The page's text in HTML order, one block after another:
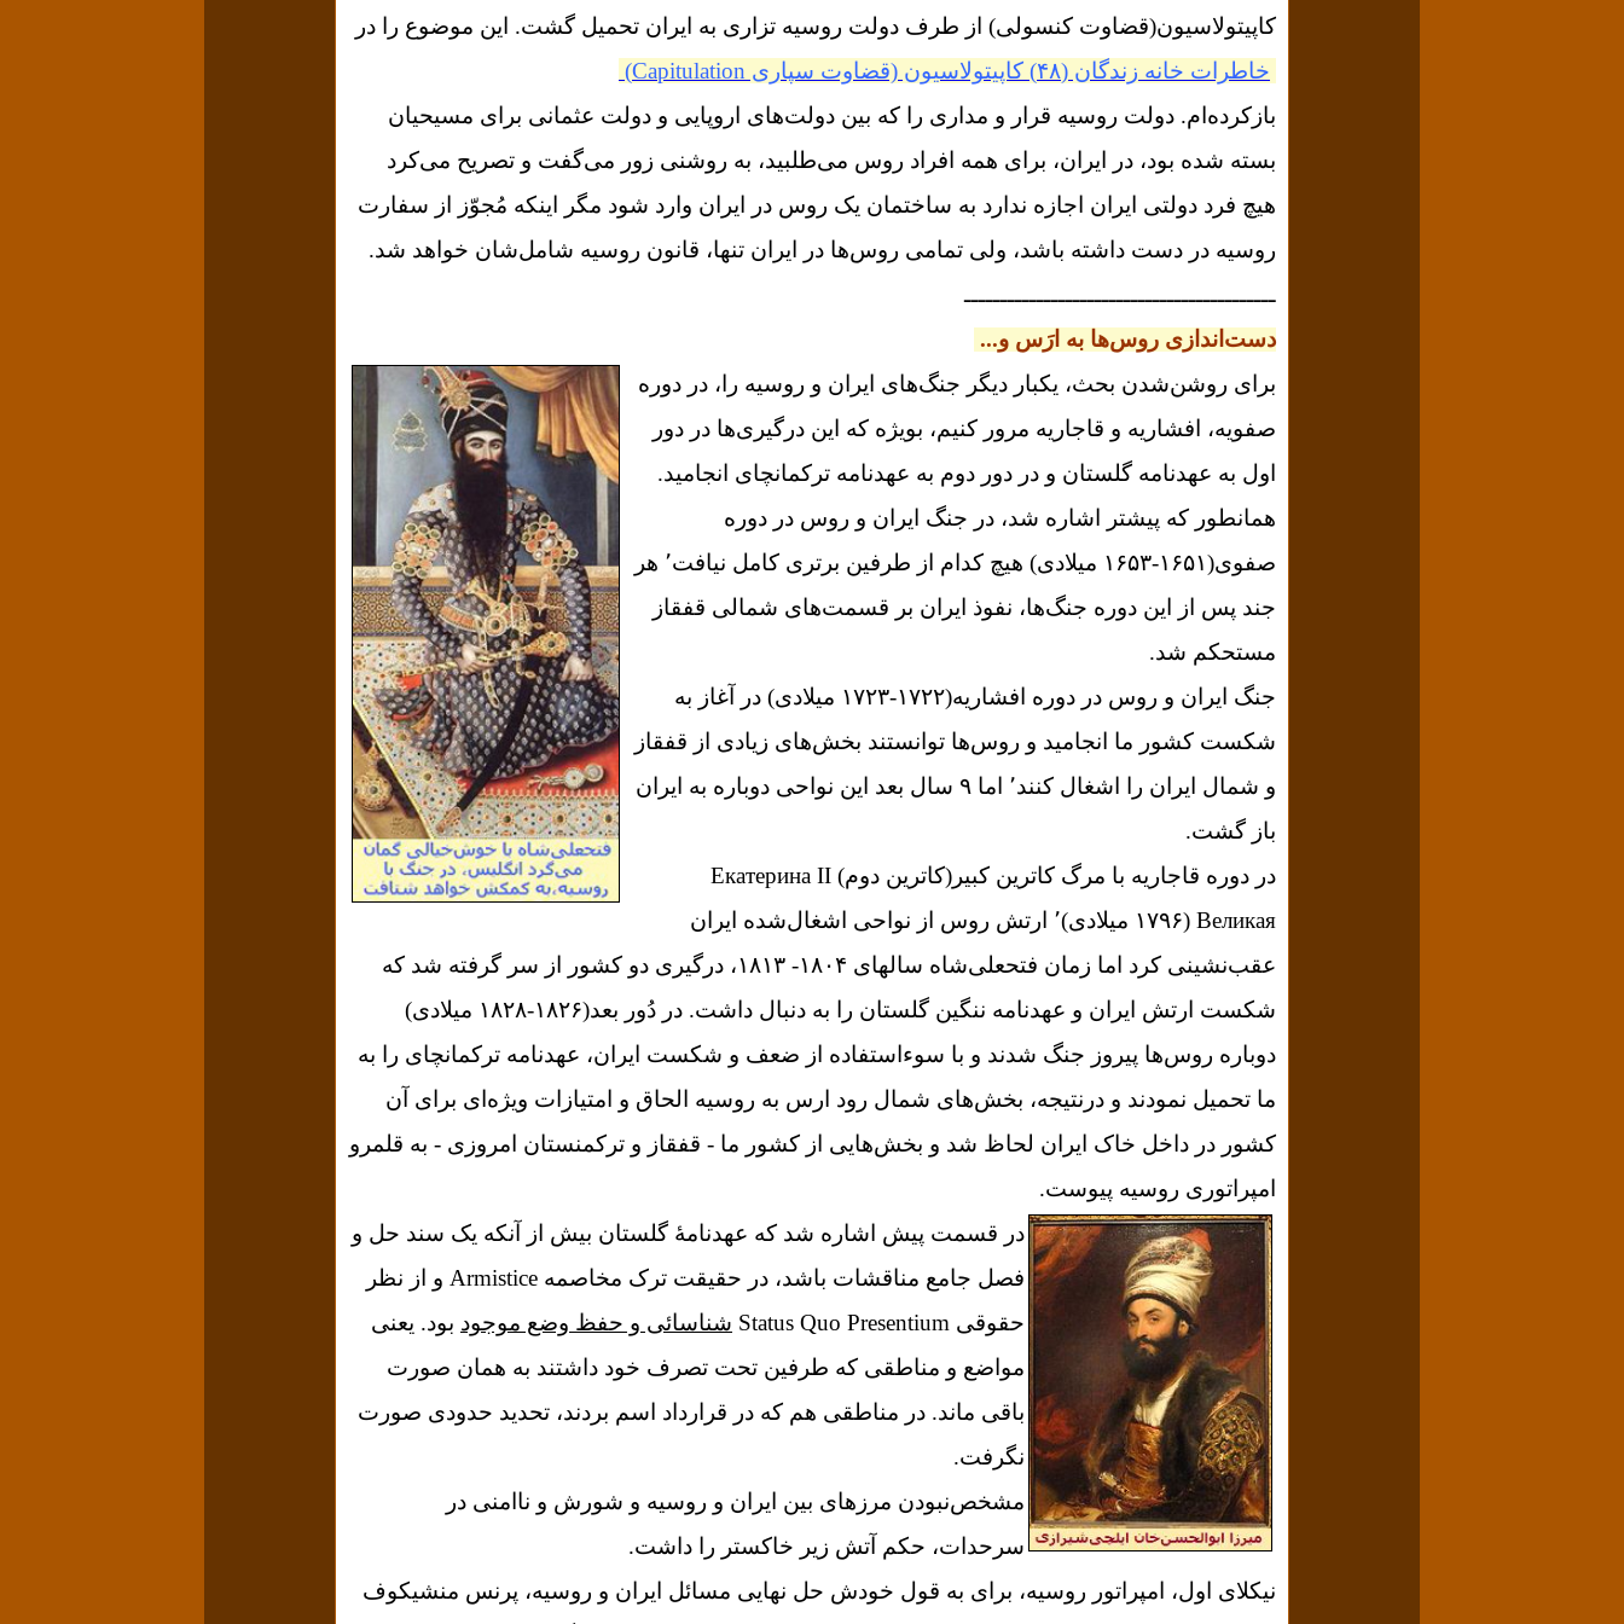
کاپیتولاسیون(قضاوت کنسولی) از طرف دولت روسیه تزاری به ایران تحمیل گشت. این موضوع را در
خاطرات خانه زندگان (۴۸) کاپیتولاسیون (قضاوت سپاری Capitulation
)
بازکرده‌ام. دولت روسیه قرار و مداری را که بین دولت‌های اروپایی و دولت عثمانی برای مسیحیان
بسته شده بود، در ایران، برای همه افراد روس ‌می‌طلبید، به روشنی زور می‌گفت و تصریح می‌کرد
هیچ فرد دولتی ایران اجازه ندارد به ساختمان یک روس در ایران وارد شود مگر اینکه مُجوّز از سفارت
روسیه در دست داشته باشد، ولی تمامی روس‌ها در ایران تنها، قانون روسیه شامل‌شان خواهد شد.
ـــــــــــــــــــــــــــــــــــــــــــ
دست‌اندازی روس‌ها به ارَس و...
برای روشن‌شدن بحث، یکبار دیگر جنگ‌های ایران و روسیه را، در دوره
صفویه، افشاریه و قاجاریه مرور کنیم، بویژه که این درگیری‌ها در دور
اول به عهدنامه گلستان و در دور دوم به عهدنامه ترکمانچای انجامید.
همانطور که پیشتر اشاره شد، در جنگ ایران و روس در دوره
صفوی(۱۶۵۱-۱۶۵۳
میلادی) هیچ کدام از طرفین برتری کامل نیافت٬ هر
جند پس از این دوره جنگ‌ها، نفوذ ایران بر قسمت‌های شمالی قفقاز
مستحکم شد.
جنگ ایران و روس در دوره افشاریه(۱۷۲۲-۱۷۲۳
میلادی) در آغاز به
شکست کشور ما انجامید و روس‌ها توانستند بخش‌های زیادی از قفقاز
و شمال ایران را اشغال کنند٬ اما
۹ سال بعد این نواحی دوباره به ایران
باز گشت.
در دوره قاجاریه با مرگ کاترین کبیر(کاترین دوم) Екатерина II
Великая
(۱۷۹۶
میلادی)٬ ارتش روس از نواحی اشغال‌شده ایران
عقب‌نشینی کرد اما زمان فتحعلی‌شاه سالهای ۱۸۰۴- ۱۸۱۳،
درگیری دو کشور از سر گرفته شد که
شکست ارتش ایران و عهدنامه ننگین گلستان را به دنبال داشت. در دُور بعد(۱۸۲۶-۱۸۲۸ میلادی)
دوباره روس‌ها پیروز جنگ شدند و با سوءاستفاده از ضعف و شکست ایران، عهدنامه ترکمانچای را به
ما تحمیل نمودند و درنتیجه، بخش‌های شمال رود ارس به روسیه الحاق و امتیازات ویژه‌ای برای آن
کشور در داخل خاک ایران لحاظ شد و بخش‌هایی از کشور ما - قفقاز و ترکمنستان امروزی - به قلمرو
امپراتوری روسیه پیوست.
در قسمت پیش اشاره شد که عهدنامهٔ گلستان بیش از آنکه یک سند حل و
فصل جامع مناقشات باشد، در حقیقت
ترک مخاصمه Armistice و از نظر
حقوقى Status Quo Presentium
شناسائی و حفظ وضع موجود بود. یعنی
مواضع‌ و مناطقی‌ که‌ طرفین‌ تحت‌ تصرف‌ خود داشتند به‌ همان‌ صورت‌
باقی‌ ماند. در مناطقی هم که در قرارداد اسم بردند، تحدید حدودی صورت
نگرفت.
مشخص‌نبودن مرزهای بین ایران و روسیه و شورش‌ و ناامنی‌ در
سر‌حدات، حکم آتش زیر خاکستر را داشت.
نیکلای اول، امپراتور روسیه، برای به قول خودش حل نهایی مسائل ایران و روسیه، پرنس منشیکوف